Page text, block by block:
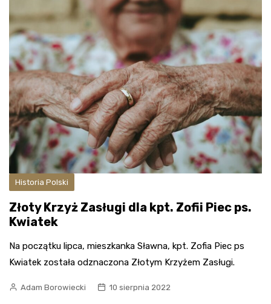
Historia Polski
Złoty Krzyż Zasługi dla kpt. Zofii Piec ps.
Kwiatek
Na początku lipca, mieszkanka Sławna, kpt. Zofia Piec ps
Kwiatek została odznaczona Złotym Krzyżem Zasługi.
Adam Borowiecki 10 sierpnia 2022